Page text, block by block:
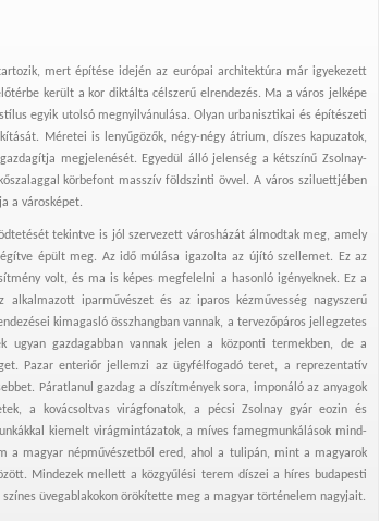
mert építése idején az európai architektúra már igyekezett
került a kor diktálta célszerű elrendezés. Ma a város jelképe
egyik utolsó megnyilvánulása. Olyan urbanisztikai és építészeti
Méretei is lenyűgözők, négy-négy átrium, díszes kapuzatok,
megjelenését. Egyedül álló jelenség a kétszínű Zsolnay-
körbefont masszív földszinti övvel. A város sziluettjében
a városképet.
tekintve is jól szervezett városházát álmodtak meg, amely
épült meg. Az idő múlása igazolta az újító szellemet. Ez az
volt, és ma is képes megfelelni a hasonló igényeknek. Ez a
iparművészet és az iparos kézművesség nagyszerű
kimagasló összhangban vannak, a tervezőpáros jellegzetes
ugyan gazdagabban vannak jelen a központi termekben, de a
Pazar enteriőr jellemzi az ügyfélfogadó teret, a reprezentatív
Páratlanul gazdag a díszítmények sora, imponáló az anyagok
a kovácsoltvas virágfonatok, a pécsi Zsolnay gyár eozin és
kiemelt virágmintázatok, a míves famegmunkálások mind-
a magyar népművészetből ered, ahol a tulipán, mint a magyarok
Mindezek mellett a közgyűlési terem díszei a híres budapesti
üvegablakokon örökítette meg a magyar történelem nagyjait.